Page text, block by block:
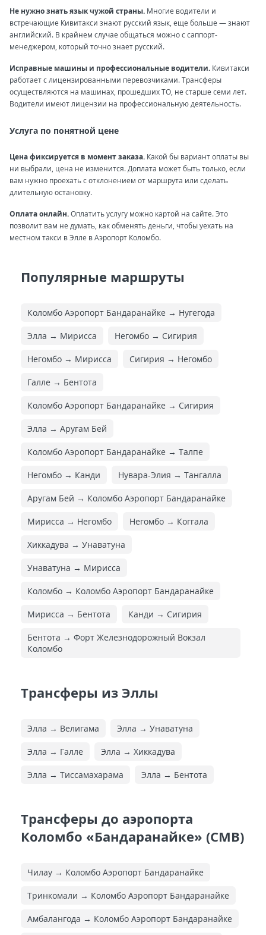
Не нужно знать язык чужой страны. Многие водители и
встречающие Кивитакси знают русский язык, еще больше — знают
английский. В крайнем случае общаться можно с саппорт-
менеджером, который точно знает русский.
Исправные машины и профессиональные водители. Кивитакси
работает с лицензированными перевозчиками. Трансферы
осуществляются на машинах, прошедших ТО, не старше семи лет.
Водители имеют лицензии на профессиональную деятельность.
Услуга по понятной цене
Цена фиксируется в момент заказа. Какой бы вариант оплаты вы
ни выбрали, цена не изменится. Доплата может быть только, если
вам нужно проехать с отклонением от маршрута или сделать
длительную остановку.
Оплата онлайн.Оплатить услугу можно картой на сайте. Это
позволит вам не думать, как обменять деньги, чтобы уехать на
местном такси в Элле в Аэропорт Коломбо.
Популярные маршруты
Коломбо Аэропорт Бандаранайке → Нугегода
Элла → Мирисса Негомбо → Сигирия
Негомбо → Мирисса Сигирия → Негомбо
Галле → Бентота
Коломбо Аэропорт Бандаранайке → Сигирия
Элла → Аругам Бей
Коломбо Аэропорт Бандаранайке → Талпе
Негомбо → Канди Нувара-Элия → Тангалла
Аругам Бей → Коломбо Аэропорт Бандаранайке
Мирисса → Негомбо Негомбо → Коггала
Хиккадува → Унаватуна
Унаватуна → Мирисса
Коломбо → Коломбо Аэропорт Бандаранайке
Мирисса → Бентота Канди → Сигирия
Бентота → Форт Железнодорожный Вокзал
Коломбо
Трансферы из Эллы
Элла → Велигама Элла → Унаватуна
Элла → Галле Элла → Хиккадува
Элла → Тиссамахарама Элла → Бентота
Трансферы до аэропорта
Коломбо «Бандаранайке» (CMB)
Чилау → Коломбо Аэропорт Бандаранайке
Тринкомали → Коломбо Аэропорт Бандаранайке
Амбалангода → Коломбо Аэропорт Бандаранайке